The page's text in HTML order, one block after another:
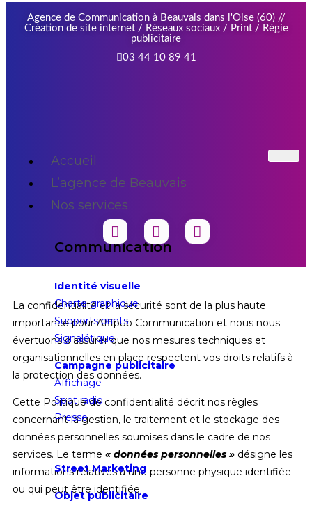
Agence de Communication à Beauvais dans l'Oise (60) //
Création de site internet / Réseaux sociaux / Print / Régie
publicitaire
03 44 10 89 41
Accueil
L’agence de Beauvais
Nos services
Communication
Identité visuelle
Charte graphique
Supports prints
Signalétique
Campagne publicitaire
Affichage
Spot radio
Presse
Street Marketing
Objet publicitaire
La confidentialité et la sécurité sont de la plus haute
importance pour Affipub Communication et nous nous
évertuons d’assurer que nos mesures techniques et
organisationnelles en place respectent vos droits relatifs à
la protection des données.
Cette Politique de confidentialité décrit nos règles
concernant la gestion, le traitement et le stockage des
données personnelles soumises dans le cadre de nos
services. Le terme « données personnelles » désigne les
informations relatives à une personne physique identifiée
ou qui peut être identifiée.